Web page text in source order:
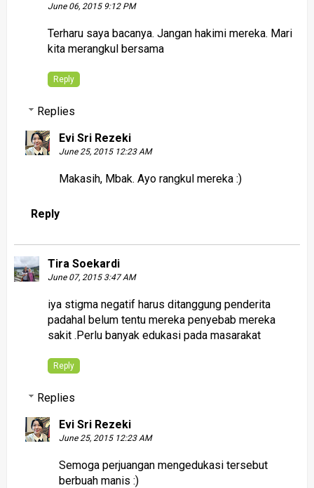
June 06, 2015 9:12 PM
Terharu saya bacanya. Jangan hakimi mereka. Mari
kita merangkul bersama
Reply
Replies
Evi Sri Rezeki
June 25, 2015 12:23 AM
Makasih, Mbak. Ayo rangkul mereka :)
Reply
Tira Soekardi
June 07, 2015 3:47 AM
iya stigma negatif harus ditanggung penderita
padahal belum tentu mereka penyebab mereka
sakit .Perlu banyak edukasi pada masarakat
Reply
Replies
Evi Sri Rezeki
June 25, 2015 12:23 AM
Semoga perjuangan mengedukasi tersebut
berbuah manis :)